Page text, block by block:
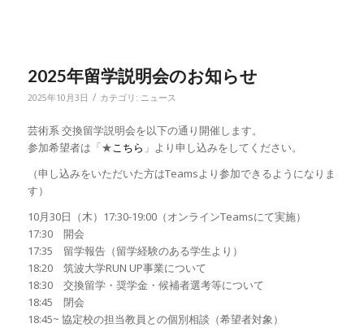
2025年留学説明会のお知らせ
2025年10月3日 / カテゴリ: ニュース
芸術系 交換留学説明会を以下の通り開催します。
参加希望者は「★こちら 」より申し込みをしてください。
（申し込みをいただいた方はTeamsより参加できるようになりま
す）
10月30日（木）17:30-19:00（オンラインTeamsにて実施）
17:30 開会
17:35 留学報告（留学経験のある学生より）
18:20 筑波大学RUN UP事業について
18:30 交換留学・奨学金・候補者選考等について
18:45 閉会
18:45~ 協定校の担当教員との個別相談（希望者対象）